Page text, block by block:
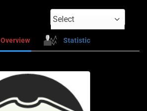
Select
Overview Statistic